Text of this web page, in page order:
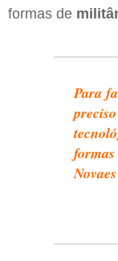
formas de
Para
Novaes